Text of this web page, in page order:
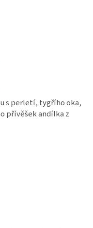
s perletí, tygřího oka,
přívěšek andílka z